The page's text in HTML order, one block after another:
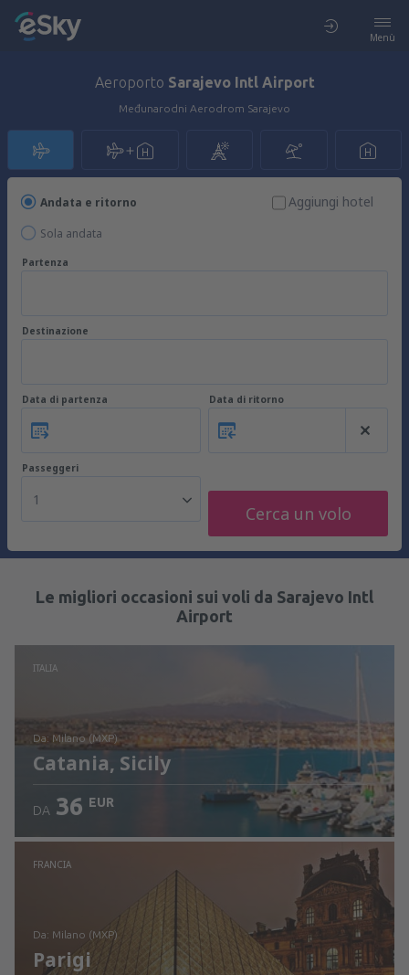
Menù
Aeroporto Sarajevo Intl Airport
Međunarodni Aerodrom Sarajevo
Andata e ritorno
Sola andata
Aggiungi hotel
Partenza
Destinazione
Data di partenza Data di ritorno
Passeggeri
1
Cerca un volo
Le migliori occasioni sui voli da Sarajevo Intl
Airport
ITALIA
da: Milano (MXP)
Catania, Sicily
Vedi i dettagli
DA 36 EUR
FRANCIA
da: Milano (MXP)
Parigi